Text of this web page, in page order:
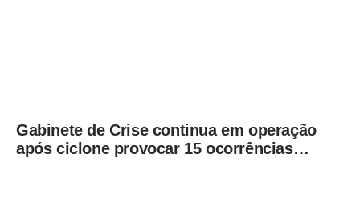
Gabinete de Crise continua em operação
após ciclone provocar 15 ocorrências